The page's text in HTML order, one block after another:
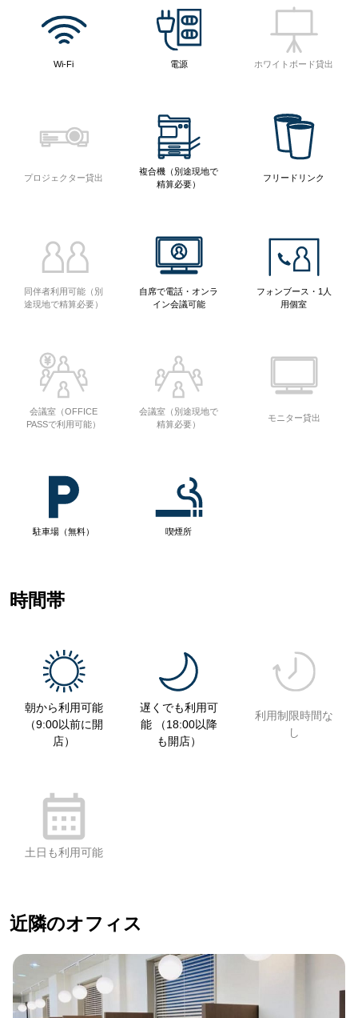
Wi-Fi 電源 ホワイトボード貸出
プロジェクター貸出
複合機（別途現地で
精算必要）
フリードリンク
同伴者利用可能（別
途現地で精算必要）
自席で電話・オンラ
イン会議可能
フォンブース・1人
用個室
会議室（OFFICE
PASSで利用可能）
会議室（別途現地で
精算必要）
モニター貸出
駐車場（無料） 喫煙所
時間帯
朝から利用可能
（9:00以前に開
店）
遅くでも利用可
能 （18:00以降
も開店）
利用制限時間な
し
土日も利用可能
近隣のオフィス